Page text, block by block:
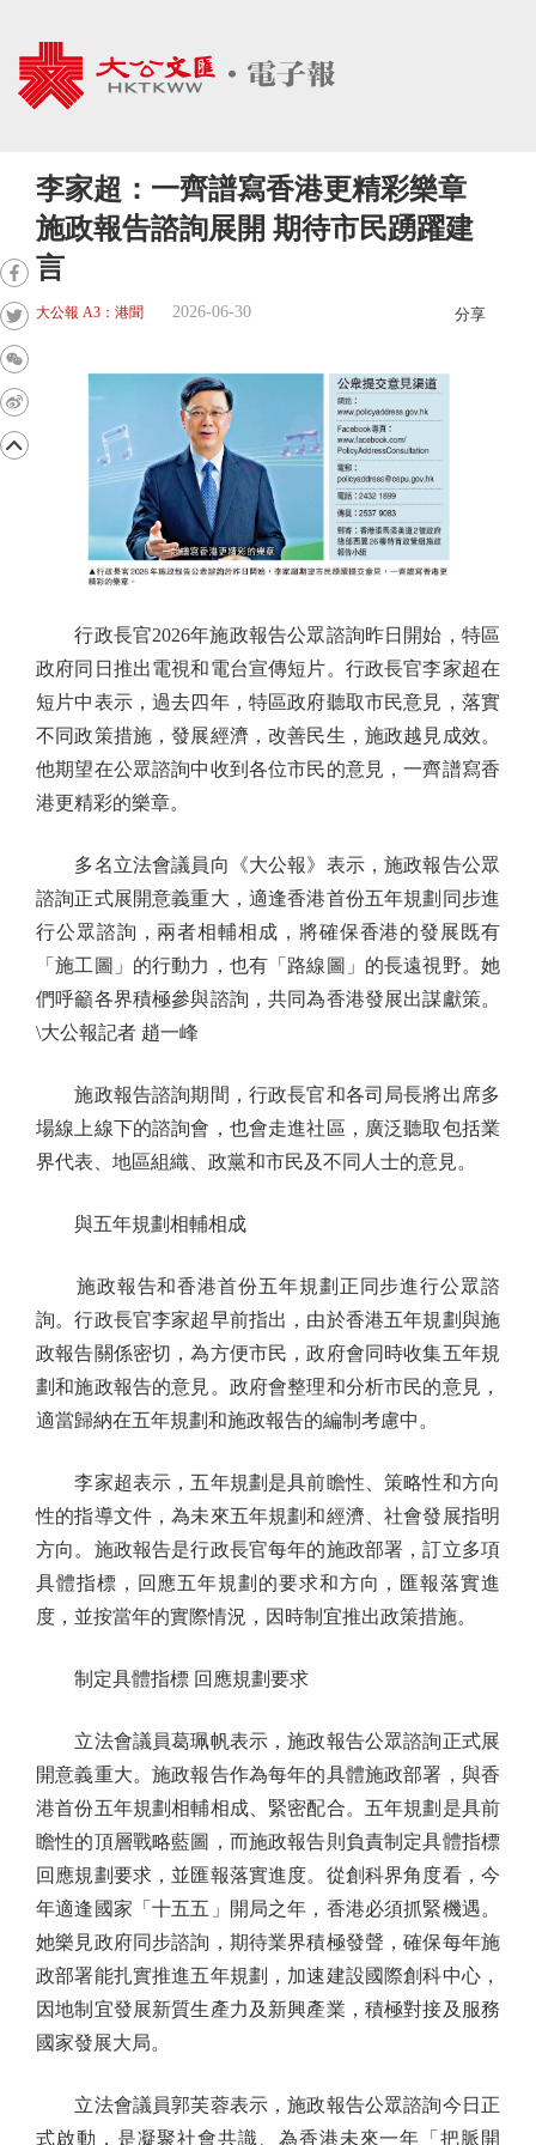
李家超：一齊譜寫香港更精彩樂章
施政報告諮詢展開 期待市民踴躍建
言
大公報 A3：港聞 2026-06-30 分享
行政長官2026年施政報告公眾諮詢昨日開始，特區
政府同日推出電視和電台宣傳短片。行政長官李家超在
短片中表示，過去四年，特區政府聽取市民意見，落實
不同政策措施，發展經濟，改善民生，施政越見成效。
他期望在公眾諮詢中收到各位市民的意見，一齊譜寫香
港更精彩的樂章。
多名立法會議員向《大公報》表示，施政報告公眾
諮詢正式展開意義重大，適逢香港首份五年規劃同步進
行公眾諮詢，兩者相輔相成，將確保香港的發展既有
「施工圖」的行動力，也有「路線圖」的長遠視野。她
們呼籲各界積極參與諮詢，共同為香港發展出謀獻策。
\大公報記者 趙一峰
施政報告諮詢期間，行政長官和各司局長將出席多
場線上線下的諮詢會，也會走進社區，廣泛聽取包括業
界代表、地區組織、政黨和市民及不同人士的意見。
與五年規劃相輔相成
施政報告和香港首份五年規劃正同步進行公眾諮
詢。行政長官李家超早前指出，由於香港五年規劃與施
政報告關係密切，為方便市民，政府會同時收集五年規
劃和施政報告的意見。政府會整理和分析市民的意見，
適當歸納在五年規劃和施政報告的編制考慮中。
李家超表示，五年規劃是具前瞻性、策略性和方向
性的指導文件，為未來五年規劃和經濟、社會發展指明
方向。施政報告是行政長官每年的施政部署，訂立多項
具體指標，回應五年規劃的要求和方向，匯報落實進
度，並按當年的實際情況，因時制宜推出政策措施。
制定具體指標 回應規劃要求
立法會議員葛珮帆表示，施政報告公眾諮詢正式展
開意義重大。施政報告作為每年的具體施政部署，與香
港首份五年規劃相輔相成、緊密配合。五年規劃是具前
瞻性的頂層戰略藍圖，而施政報告則負責制定具體指標
回應規劃要求，並匯報落實進度。從創科界角度看，今
年適逢國家「十五五」開局之年，香港必須抓緊機遇。
她樂見政府同步諮詢，期待業界積極發聲，確保每年施
政部署能扎實推進五年規劃，加速建設國際創科中心，
因地制宜發展新質生產力及新興產業，積極對接及服務
國家發展大局。
立法會議員郭芙蓉表示，施政報告公眾諮詢今日正
式啟動，是凝聚社會共識、為香港未來一年「把脈開